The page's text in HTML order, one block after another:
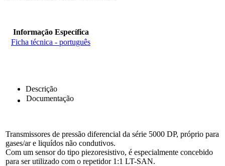
Informação Específica
Ficha técnica - português
Descrição
Documentação
Transmissores de pressão diferencial da série 5000 DP, próprio para
gases/ar e liquídos não condutivos.
Com um sensor do tipo piezoresistivo, é especialmente concebido
para ser utilizado com o repetidor 1:1 LT-SAN.